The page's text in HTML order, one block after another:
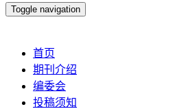
Toggle navigation
首页
期刊介绍
编委会
投稿须知